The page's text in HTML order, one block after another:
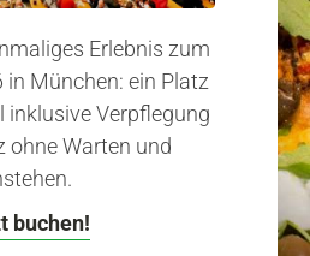
Erlebnis zum
München: ein Platz
inklusive Verpflegung
ohne Warten und
buchen!Italien